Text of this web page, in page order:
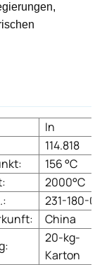
In
114.818
156 °C
2000°C
231-180-0
China
20-kg-
Karton